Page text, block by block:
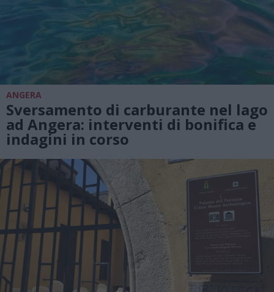
ANGERA
Sversamento di carburante nel lago
ad Angera: interventi di bonifica e
indagini in corso